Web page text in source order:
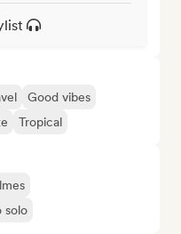
Good vibes
Tropical
solo